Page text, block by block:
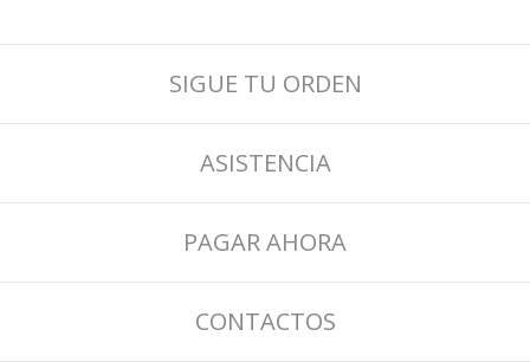
SIGUE TU ORDEN
ASISTENCIA
PAGAR AHORA
CONTACTOS